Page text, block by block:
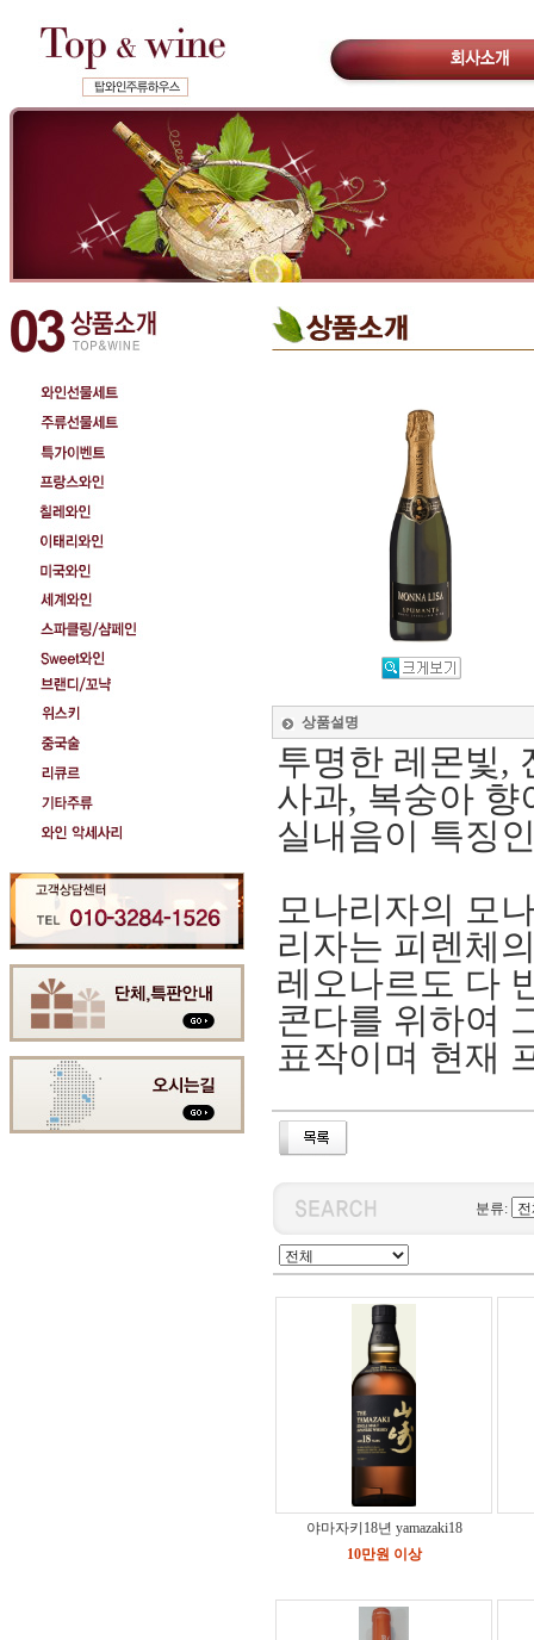
상품설명
투명한 레몬빛,
사과, 복숭아 향
실내음이 특징
모나리자의 모
리자는 피렌체
레오나르도 다
콘다를 위하여
표작이며 현재
분류:
야마자키18년 yamazaki18
10만원 이상